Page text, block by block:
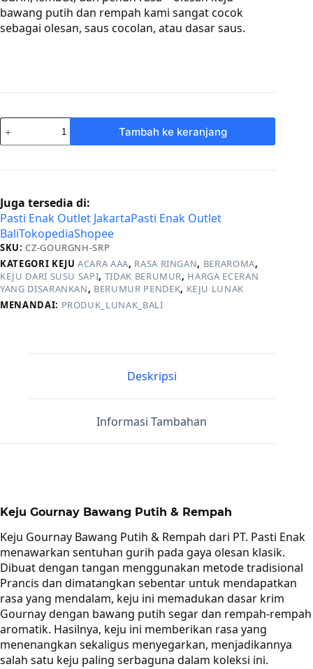
Rp75,920.
adalah:
Rp68,328.
bawang putih dan rempah kami sangat cocok
sebagai olesan, saus cocolan, atau dasar saus.
Kuantitas
Gournay
Tambah ke keranjang
Juga tersedia di:
Pasti Enak Outlet JakartaPasti Enak Outlet
BaliTokopediaShopee
SKU:CZ-GOURGNH-SRP
KATEGORI KEJUACARA AAA, RASA RINGAN, BERAROMA,
KEJU DARI SUSU SAPI, TIDAK BERUMUR, HARGA ECERAN
YANG DISARANKAN, BERUMUR PENDEK, KEJU LUNAK
MENANDAI: PRODUK_LUNAK_BALI
Deskripsi
Informasi Tambahan
Keju Gournay Bawang Putih & Rempah
Keju Gournay Bawang Putih & Rempah dari PT. Pasti Enak
menawarkan sentuhan gurih pada gaya olesan klasik.
Dibuat dengan tangan menggunakan metode tradisional
Prancis dan dimatangkan sebentar untuk mendapatkan
rasa yang mendalam, keju ini memadukan dasar krim
Gournay dengan bawang putih segar dan rempah-rempah
aromatik. Hasilnya, keju ini memberikan rasa yang
menenangkan sekaligus menyegarkan, menjadikannya
salah satu keju paling serbaguna dalam koleksi ini.